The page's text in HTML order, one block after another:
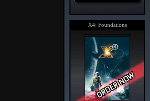
X4: Foundations